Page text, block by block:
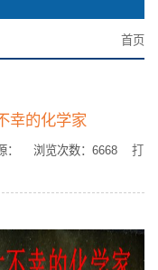
首页
幸的化学家
： 浏览次数： 6668
打